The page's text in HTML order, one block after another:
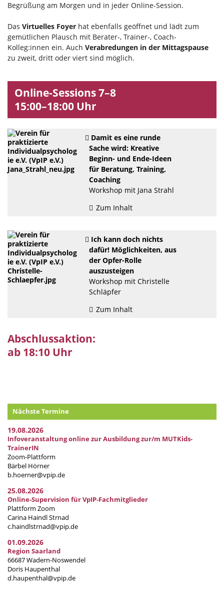
Begrüßung am Morgen und in jeder Online-Session.
Das Virtuelles Foyer hat ebenfalls geöffnet und lädt zum
gemütlichen Plausch mit Berater-, Trainer-, Coach-
Kolleg:innen ein. Auch Verabredungen in der Mittagspause
zu zweit, dritt oder viert sind möglich.
Online-Sessions 7–8
15:00–18:00 Uhr
Damit es eine runde
Sache wird: Kreative
Beginn- und Ende-Ideen
für Beratung, Training,
Coaching
Workshop mit Jana Strahl
Zum Inhalt
Ich kann doch nichts
dafür! Möglichkeiten, aus
der Opfer-Rolle
auszusteigen
Workshop mit Christelle
Schläpfer
Zum Inhalt
Abschlussaktion:
ab 18:10 Uhr
Nächste Termine
19.08.2026
Infoveranstaltung online zur Ausbildung zur/m MUTKids-
TrainerIN
Zoom-Plattform
Bärbel Hörner
b.hoerner@vpip.de
25.08.2026
Online-Supervision für VpIP-Fachmitglieder
Plattform Zoom
Carina Haindl Strnad
c.haindlstrnad@vpip.de
01.09.2026
Region Saarland
66687 Wadern-Noswendel
Doris Haupenthal
d.haupenthal@vpip.de